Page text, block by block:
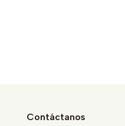
Contáctanos